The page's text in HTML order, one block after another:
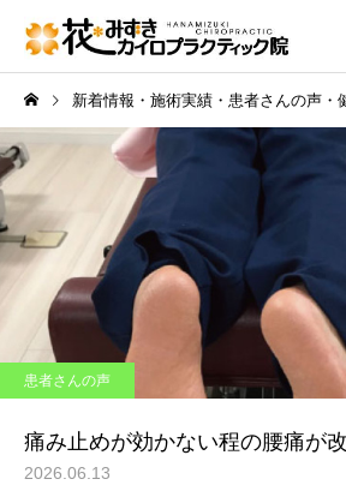
新着情報・施術実績・患者さんの声・
患者さんの声
痛み止めが効かない程の腰痛が
2026.06.13